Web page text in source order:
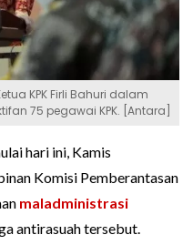
KPK Firli Bahuri dalam
75 pegawai KPK. [Antara]
hari ini, Kamis
Komisi Pemberantasan
maladministrasi
antirasuah tersebut.